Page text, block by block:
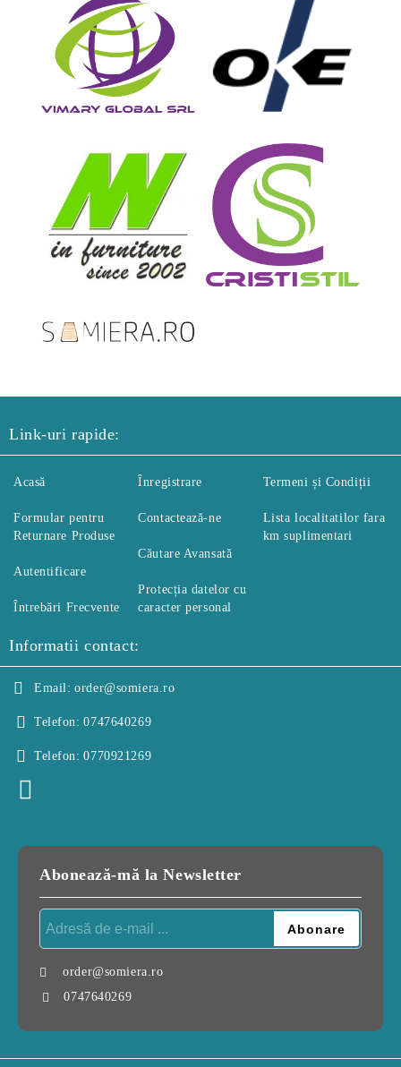
Link-uri rapide:
Acasă
Formular pentru
Returnare Produse
Autentificare
Întrebări Frecvente
Înregistrare
Contactează-ne
Căutare Avansată
Protecția datelor cu
caracter personal
Termeni și Condiții
Lista localitatilor fara
km suplimentari
Informatii contact:
Email: order@somiera.ro
Telefon: 0747640269
Telefon: 0770921269
Abonează-mă la Newsletter
order@somiera.ro
0747640269